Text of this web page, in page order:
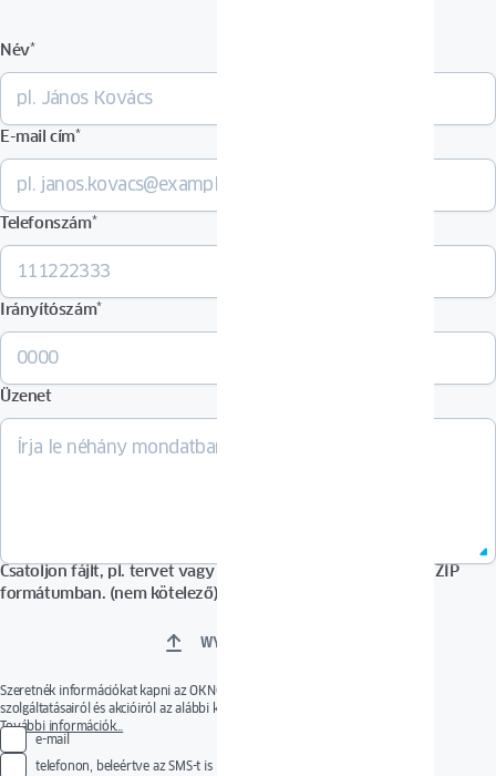
Név*
E-mail cím*
Telefonszám*
Irányítószám*
Üzenet
Csatoljon fájlt, pl. tervet vagy képeket PDF, DOCX, JPG vagy ZIP
formátumban. (nem kötelező)
WYBIERZ PLIKI
Szeretnék információkat kapni az OKNOPLAST új vagy érdekes termékeiről,
szolgáltatásairól és akcióiról az alábbi kommunikációs csatornákon keresztül.
A hozzájárulás önkéntes. A hozzájárulás bármikor visszavonható a hozzájárulások
kezelésére szolgáló hivatkozás használatával vagy üzenet küldésével a következő e-mail
címre: privacy@oknoplast.com.plAz Ön személyes adatainak kezelője az Oknoplast Sp.
További információk…
e-mail
telefonon, beleértve az SMS-t is